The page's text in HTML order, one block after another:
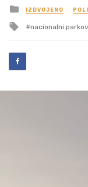
Posted
in
IZDVOJENO
Tagged
nacionalni